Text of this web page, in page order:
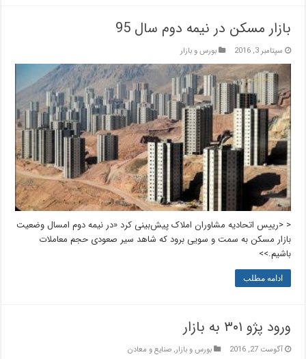
بازار مسکن در نیمه دوم سال 95
سپتامبر 3, 2016 بورس و بازار
< <رییس اتحادیه مشاوران املاک پیش‌بینی کرد «در نیمه دوم امسال وضعیت
بازار مسکن به سمت و سویی برود که شاهد سیر صعودی حجم معاملات
باشیم.>>
ادامه مطلب
ورود پژو ۳۰۱ به بازار
آگوست 27, 2016 بورس و بازار,صنایع و معادن